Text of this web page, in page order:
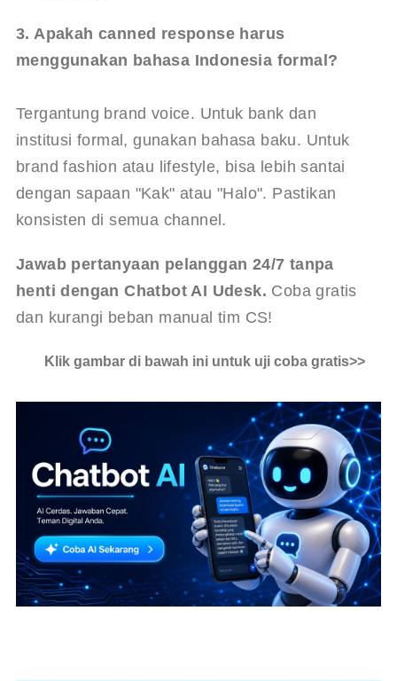
3. Apakah canned response harus
menggunakan bahasa Indonesia formal?
Tergantung brand voice. Untuk bank dan
institusi formal, gunakan bahasa baku. Untuk
brand fashion atau lifestyle, bisa lebih santai
dengan sapaan "Kak" atau "Halo". Pastikan
konsisten di semua channel.
Jawab pertanyaan pelanggan 24/7 tanpa
henti dengan Chatbot AI Udesk. Coba gratis
dan kurangi beban manual tim CS!
Klik gambar di bawah ini untuk uji coba gratis>>